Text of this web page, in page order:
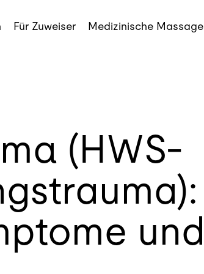
Für Zuweiser Medizinische Massage
(HWS-
und